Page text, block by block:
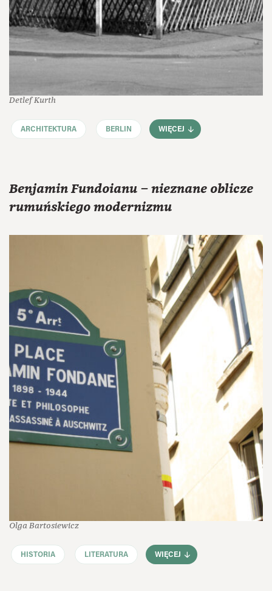
Detlef Kurth
ARCHITEKTURA BERLIN WIĘCEJ
Benjamin Fundoianu – nieznane oblicze
rumuńskiego modernizmu
Olga Bartosiewicz
HISTORIA LITERATURA WIĘCEJ